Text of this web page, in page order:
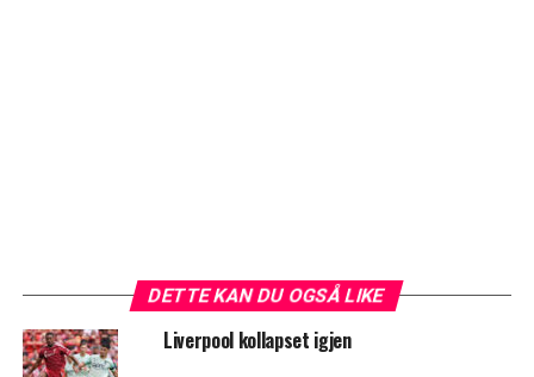
DETTE KAN DU OGSÅ LIKE
Liverpool kollapset igjen